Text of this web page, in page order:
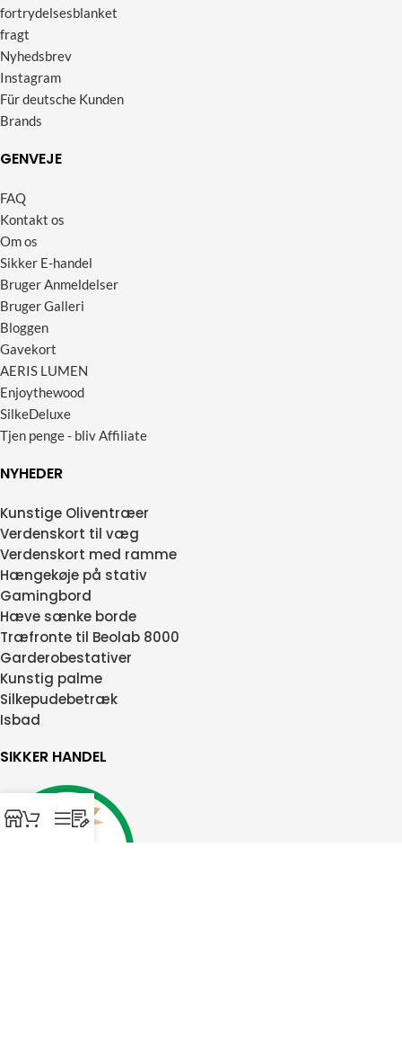
fortrydelsesblanket
fragt
Nyhedsbrev
Instagram
Für deutsche Kunden
Brands
GENVEJE
FAQ
Kontakt os
Om os
Sikker E-handel
Bruger Anmeldelser
Bruger Galleri
Bloggen
Gavekort
AERIS LUMEN
Enjoythewood
SilkeDeluxe
Tjen penge - bliv Affiliate
NYHEDER
Kunstige Oliventræer
Verdenskort til væg
Verdenskort med ramme
Hængekøje på stativ
Gamingbord
Hæve sænke borde
Træfronte til Beolab 8000
Garderobestativer
Kunstig palme
Silkepudebetræk
Isbad
SIKKER HANDEL